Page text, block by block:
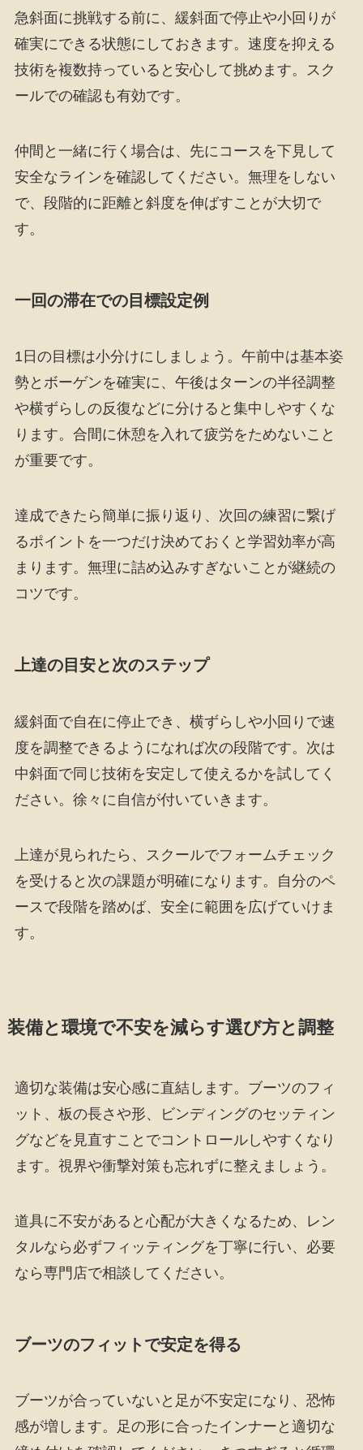
急斜面に挑戦する前に、緩斜面で停止や小回りが
確実にできる状態にしておきます。速度を抑える
技術を複数持っていると安心して挑めます。スク
ールでの確認も有効です。
仲間と一緒に行く場合は、先にコースを下見して
安全なラインを確認してください。無理をしない
で、段階的に距離と斜度を伸ばすことが大切で
す。
一回の滞在での目標設定例
1日の目標は小分けにしましょう。午前中は基本姿
勢とボーゲンを確実に、午後はターンの半径調整
や横ずらしの反復などに分けると集中しやすくな
ります。合間に休憩を入れて疲労をためないこと
が重要です。
達成できたら簡単に振り返り、次回の練習に繋げ
るポイントを一つだけ決めておくと学習効率が高
まります。無理に詰め込みすぎないことが継続の
コツです。
上達の目安と次のステップ
緩斜面で自在に停止でき、横ずらしや小回りで速
度を調整できるようになれば次の段階です。次は
中斜面で同じ技術を安定して使えるかを試してく
ださい。徐々に自信が付いていきます。
上達が見られたら、スクールでフォームチェック
を受けると次の課題が明確になります。自分のペ
ースで段階を踏めば、安全に範囲を広げていけま
す。
装備と環境で不安を減らす選び方と調整
適切な装備は安心感に直結します。ブーツのフィ
ット、板の長さや形、ビンディングのセッティン
グなどを見直すことでコントロールしやすくなり
ます。視界や衝撃対策も忘れずに整えましょう。
道具に不安があると心配が大きくなるため、レン
タルなら必ずフィッティングを丁寧に行い、必要
なら専門店で相談してください。
ブーツのフィットで安定を得る
ブーツが合っていないと足が不安定になり、恐怖
感が増します。足の形に合ったインナーと適切な